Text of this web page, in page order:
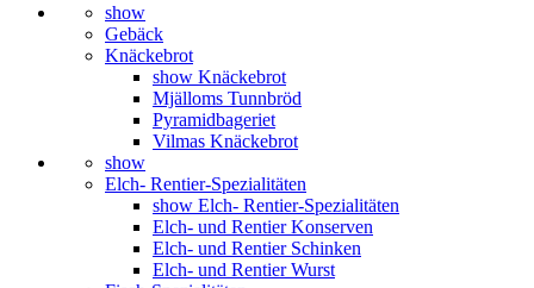
show
Gebäck
Knäckebrot
show Knäckebrot
Mjälloms Tunnbröd
Pyramidbageriet
Vilmas Knäckebrot
show
Elch- Rentier-Spezialitäten
show Elch- Rentier-Spezialitäten
Elch- und Rentier Konserven
Elch- und Rentier Schinken
Elch- und Rentier Wurst